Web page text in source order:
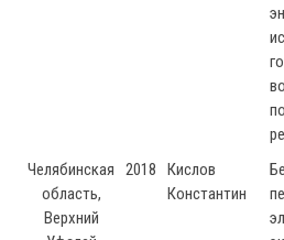
Челябинская
область,
Верхний
2018
Кислов
Константин